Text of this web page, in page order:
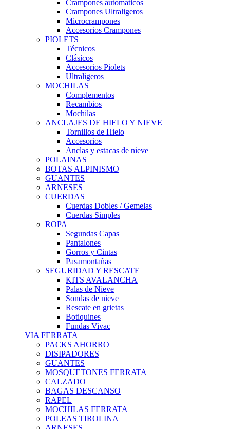
Crampones automaticos
Crampones Ultraligeros
Microcrampones
Accesorios Crampones
PIOLETS
Técnicos
Clásicos
Accesorios Piolets
Ultraligeros
MOCHILAS
Complementos
Recambios
Mochilas
ANCLAJES DE HIELO Y NIEVE
Tornillos de Hielo
Accesorios
Anclas y estacas de nieve
POLAINAS
BOTAS ALPINISMO
GUANTES
ARNESES
CUERDAS
Cuerdas Dobles / Gemelas
Cuerdas Simples
ROPA
Segundas Capas
Pantalones
Gorros y Cintas
Pasamontañas
SEGURIDAD Y RESCATE
KITS AVALANCHA
Palas de Nieve
Sondas de nieve
Rescate en grietas
Botiquines
Fundas Vivac
VIA FERRATA
PACKS AHORRO
DISIPADORES
GUANTES
MOSQUETONES FERRATA
CALZADO
BAGAS DESCANSO
RAPEL
MOCHILAS FERRATA
POLEAS TIROLINA